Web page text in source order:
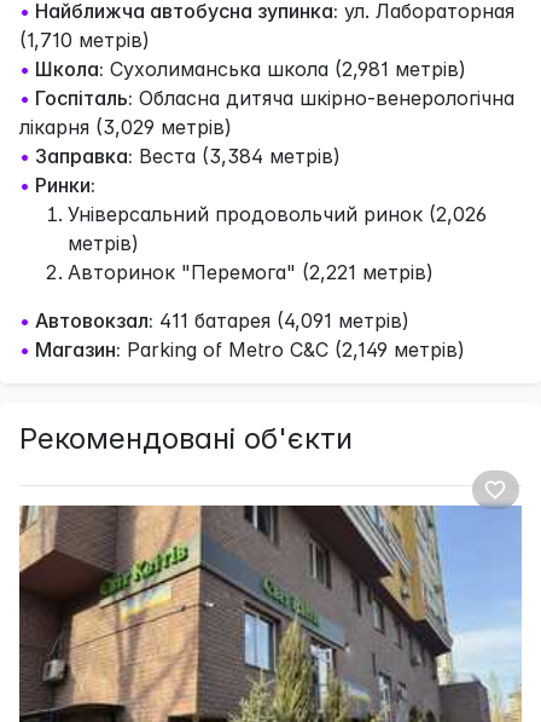
• Найближча автобусна зупинка: ул. Лабораторная
(1,710 метрів)
• Школа: Сухолиманська школа (2,981 метрів)
• Госпіталь: Обласна дитяча шкірно-венерологічна
лікарня (3,029 метрів)
• Заправка: Веста (3,384 метрів)
• Ринки:
Універсальний продовольчий ринок (2,026
метрів)
Авторинок "Перемога" (2,221 метрів)
• Автовокзал: 411 батарея (4,091 метрів)
• Магазин: Parking of Metro C&C (2,149 метрів)
Рекомендовані об'єкти